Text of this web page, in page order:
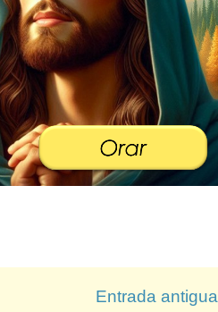
Entrada antigua